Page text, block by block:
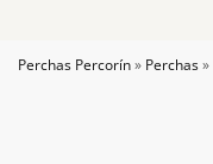
Perchas Percorín» Perchas»